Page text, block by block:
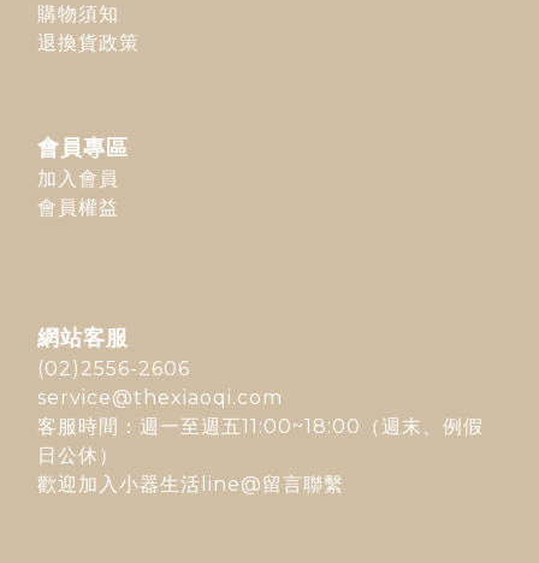
購物須知
退換貨政策
會員專區
加入會員
會員權益
網站客服
(02)2556-2606
service@thexiaoqi.com
客服時間：週一至週五11:00~18:00（週末、例假
日公休）
歡迎加入 小器生活line@留言聯繫